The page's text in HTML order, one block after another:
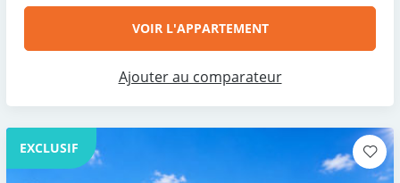
VOIR L'APPARTEMENT
Ajouter au comparateur
EXCLUSIF